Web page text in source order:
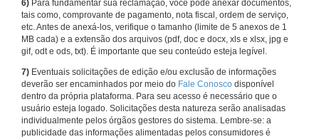
6) Para fundamentar sua reclamação, você pode anexar documentos,
tais como, comprovante de pagamento, nota fiscal, ordem de serviço,
etc. Antes de anexá-los, verifique o tamanho (limite de 5 anexos de 1
MB cada) e a extensão dos arquivos (pdf, doc e docx, xls e xlsx, jpg e
gif, odt e ods, txt). É importante que seu conteúdo esteja legível.
7) Eventuais solicitações de edição e/ou exclusão de informações
deverão ser encaminhados por meio do Fale Conosco disponível
dentro da própria plataforma. Para seu acesso é necessário que o
usuário esteja logado. Solicitações desta natureza serão analisadas
individualmente pelos órgãos gestores do sistema. Lembre-se: a
publicidade das informações alimentadas pelos consumidores é